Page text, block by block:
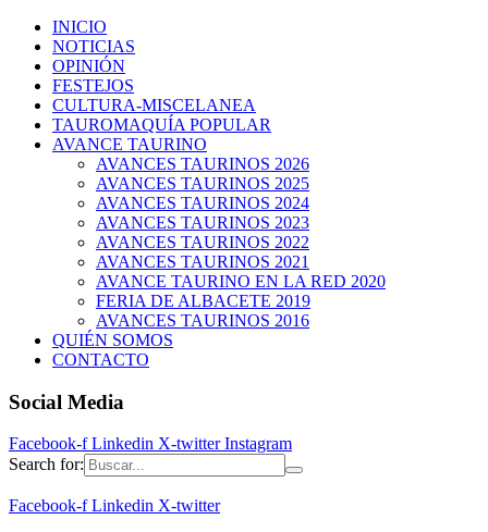
INICIO
NOTICIAS
OPINIÓN
FESTEJOS
CULTURA-MISCELANEA
TAUROMAQUÍA POPULAR
AVANCE TAURINO
AVANCES TAURINOS 2026
AVANCES TAURINOS 2025
AVANCES TAURINOS 2024
AVANCES TAURINOS 2023
AVANCES TAURINOS 2022
AVANCES TAURINOS 2021
AVANCE TAURINO EN LA RED 2020
FERIA DE ALBACETE 2019
AVANCES TAURINOS 2016
QUIÉN SOMOS
CONTACTO
Social Media
Facebook-f Linkedin X-twitter Instagram
Search for:
Facebook-f Linkedin X-twitter